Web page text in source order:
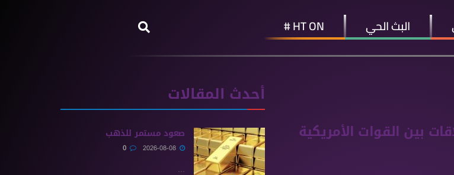
البث الحي HT ON #
توتر بالعلاقات بين القوات الأمريكية
أحدث المقالات
صعود مستمر للذهب
...